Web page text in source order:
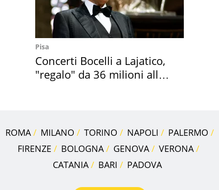
Pisa
Concerti Bocelli a Lajatico,
"regalo" da 36 milioni alla
ROMA MILANO TORINO NAPOLI
PALERMO
FIRENZE
BOLOGNA GENOVA
VERONA
CATANIA
BARI PADOVA